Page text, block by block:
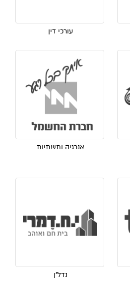
עורכי דין
אנרגיה ותשתיות
נדל"ן